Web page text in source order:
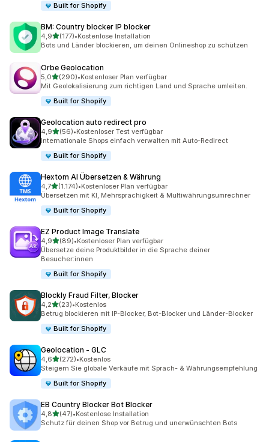
Built for Shopify
BM: Country blocker IP blocker
4,9von 5 Sternen
(177)
177 Rezensionen insgesamt
•Kostenlose Installation
Bots und Länder blockieren, um deinen Onlineshop zu schützen
Orbe Geolocation
5,0von 5 Sternen
(290)
290 Rezensionen insgesamt
•Kostenloser Plan verfügbar
Mit Geolokalisierung zum richtigen Land und Sprache umleiten.
Built for Shopify
Geolocation auto redirect pro
4,9von 5 Sternen
(56)
56 Rezensionen insgesamt
•Kostenloser Test verfügbar
Internationale Shops einfach verwalten mit Auto-Redirect
Built for Shopify
Hextom AI Übersetzen & Währung
4,7von 5 Sternen
(1.174)
1174 Rezensionen insgesamt
•Kostenloser Plan verfügbar
Übersetzen mit KI, Mehrsprachigkeit & Multiwährungsumrechner
Built for Shopify
EZ Product Image Translate
4,9von 5 Sternen
(89)
89 Rezensionen insgesamt
•Kostenloser Plan verfügbar
Übersetze deine Produktbilder in die Sprache deiner
Besucher:innen
Built for Shopify
Blockly Fraud Filter, Blocker
4,2von 5 Sternen
(23)
23 Rezensionen insgesamt
•Kostenlos
Betrug blockieren mit IP-Blocker, Bot-Blocker und Länder-Blocker
Built for Shopify
Geolocation ‑ GLC
4,6von 5 Sternen
(272)
272 Rezensionen insgesamt
•Kostenlos
Steigern Sie globale Verkäufe mit Sprach- & Währungsempfehlung
Built for Shopify
EB Country Blocker Bot Blocker
4,8von 5 Sternen
(47)
47 Rezensionen insgesamt
•Kostenlose Installation
Schutz für deinen Shop vor Betrug und unerwünschten Bots